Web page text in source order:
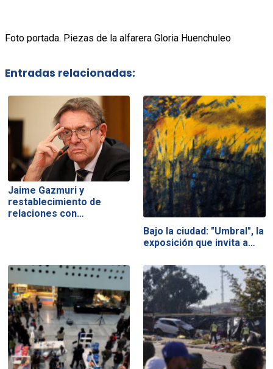
Foto portada. Piezas de la alfarera Gloria Huenchuleo
Entradas relacionadas:
Jaime Gazmuri y
restablecimiento de
relaciones con…
Bajo la ciudad: "Umbral", la
exposición que invita a…